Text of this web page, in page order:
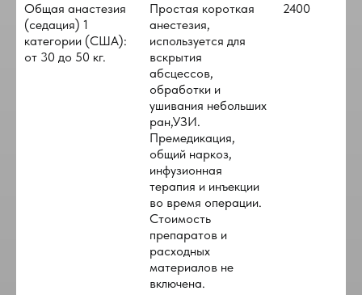
Общая анастезия
(седация) 1
категории (США):
от 30 до 50 кг.
Простая короткая
анестезия,
используется для
вскрытия
абсцессов,
обработки и
ушивания небольших
ран,УЗИ.
Премедикация,
общий наркоз,
инфузионная
терапия и инъекции
во время операции.
Стоимость
препаратов и
расходных
материалов не
включена.
2400